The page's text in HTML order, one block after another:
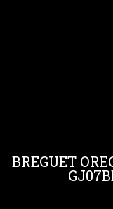
BREGUET